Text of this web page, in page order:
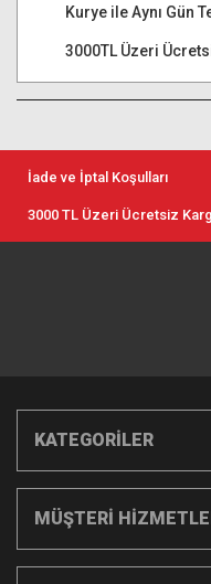
Kurye ile Aynı Gün
3000TL Üzeri
İade ve İptal Koşulları
3000 TL Üzeri Ücretsiz
KATEGORİLER
MÜŞTERİ